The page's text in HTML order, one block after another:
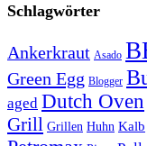
Schlagwörter
Ankerkraut Asado
Green Egg Blogger
aged Dutch Oven
Grill Grillen Huhn Kalb